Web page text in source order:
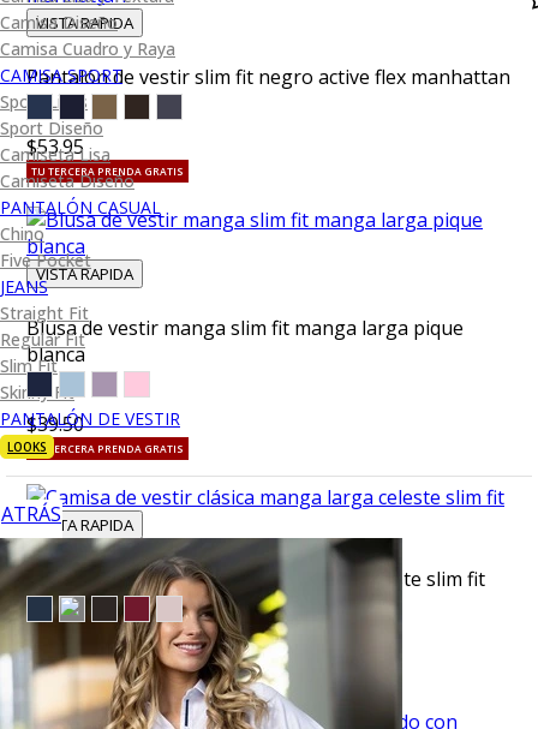
Camisa Diseño
Camisa Cuadro y Raya
CAMISA SPORT
Sport Lisas
Sport Diseño
Camiseta Lisa
Camiseta Diseño
PANTALÓN CASUAL
Chino
Five Pocket
JEANS
Straight Fit
Regular Fit
Slim Fit
Skinny Fit
PANTALÓN DE VESTIR
LOOKS
ATRÁS
VISTA RAPIDA
Pantalón de vestir slim fit negro active flex manhattan
$53.95
TU TERCERA PRENDA GRATIS
VISTA RAPIDA
Blusa de vestir manga slim fit manga larga pique
blanca
$39.50
TU TERCERA PRENDA GRATIS
VISTA RAPIDA
Camisa de vestir clásica manga larga celeste slim fit
$36.50
TU TERCERA PRENDA GRATIS